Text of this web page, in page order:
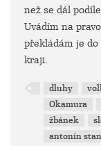
než se dál
Uvádím na
překládám je do
kraji.
dluhy
Okamura
žbánek
antonín